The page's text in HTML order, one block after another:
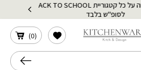
עד 30% הנחה על כל קטגוריית BACK TO SCHOOL
לסופ"ש בלבד
(
0
)
הרשימה שלי